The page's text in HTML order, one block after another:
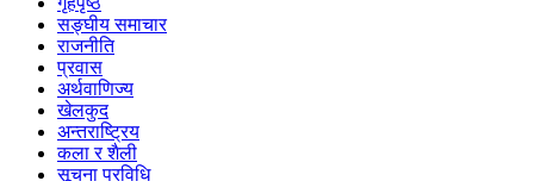
सङ्घीय समाचार
राजनीति
प्रवास
अर्थवाणिज्य
खेलकुद
अन्तराष्ट्रिय
कला र शैली
सूचना प्रविधि